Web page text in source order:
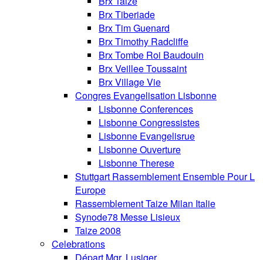
Brx Tiberiade
Brx Tim Guenard
Brx Timothy Radcliffe
Brx Tombe Roi Baudouin
Brx Veillee Toussaint
Brx Village Vie
Congres Evangelisation Lisbonne
Lisbonne Conferences
Lisbonne Congressistes
Lisbonne Evangelisrue
Lisbonne Ouverture
Lisbonne Therese
Stuttgart Rassemblement Ensemble Pour L
Europe
Rassemblement Taize Milan Italie
Synode78 Messe Lisieux
Taize 2008
Celebrations